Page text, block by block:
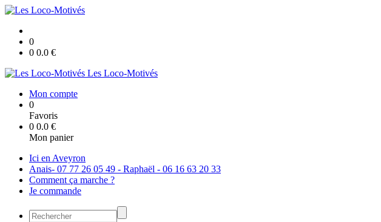
0
0 0.0 €
Les Loco-Motivés
Mon compte
0
Favoris
0 0.0 €
Mon panier
Ici en Aveyron
Anais- 07 77 26 05 49 - Raphaël - 06 16 63 20 33
Comment ça marche ?
Je commande